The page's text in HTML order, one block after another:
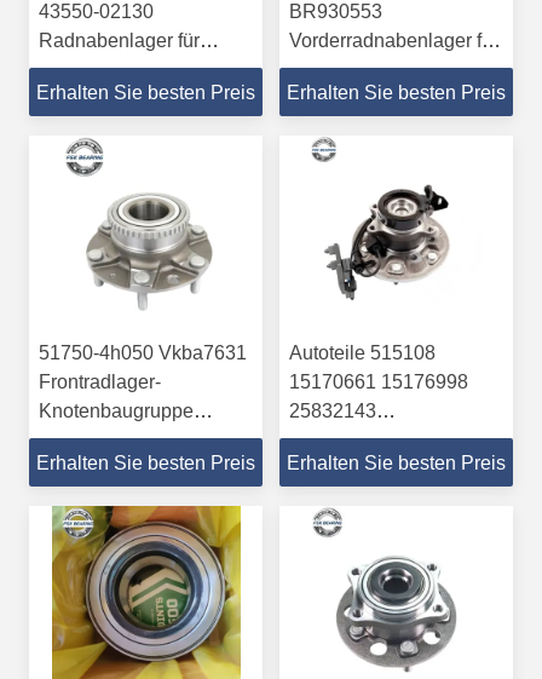
43550-02130
Radnabenlager für
Toyota
Erhalten Sie besten Preis
BR930553
Vorderradnabenlager für
Ram
Erhalten Sie besten Preis
51750-4h050 Vkba7631
Frontradlager-
Knotenbaugruppe
kompatibel für Hyundai
Erhalten Sie besten Preis
Autoteile 515108
15170661 15176998
25832143
Vorderradnabenlager für
Chevrolet ABEC-5
Erhalten Sie besten Preis